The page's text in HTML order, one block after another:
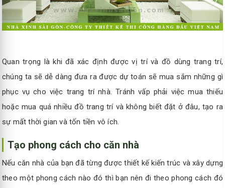
Quan trọng là khi đã xác định được vị trí và đồ dùng trang trí,
chúng ta sẽ dễ dàng đưa ra được dự toán sẽ mua sắm những gì
phục vụ cho việc trang trí nhà. Tránh vấp phải việc mua thiếu
hoặc mua quá nhiều đồ trang trí và không biết đặt ở đâu, tạo ra
sự mất thời gian và tốn tiền vô ích.
Tạo phong cách cho căn nhà
Nếu căn nhà của bạn đã từng được thiết kế kiến trúc và xây dựng
theo một phong cách nào đó thì bạn nên đi theo phong cách đó